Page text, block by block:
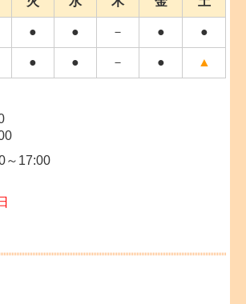
● ● － ● ●
● ● － ● ▲
～17:00